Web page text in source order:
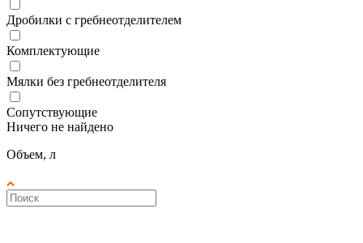
Дробилки с гребнеотделителем
Комплектующие
Мялки без гребнеотделителя
Сопутствующие
Ничего не найдено
Объем, л